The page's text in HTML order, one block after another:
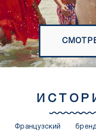
Французский